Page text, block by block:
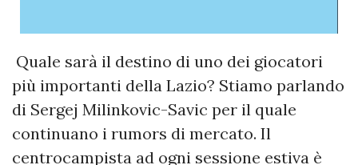
Quale sarà il destino di uno dei giocatori
più importanti della Lazio? Stiamo parlando
di Sergej Milinkovic-Savic per il quale
continuano i rumors di mercato. Il
centrocampista ad ogni sessione estiva è